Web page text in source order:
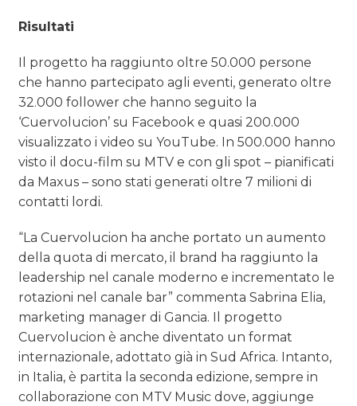
Risultati
Il progetto ha raggiunto oltre 50.000 persone
che hanno partecipato agli eventi, generato oltre
32.000 follower che hanno seguito la
‘Cuervolucion’ su Facebook e quasi 200.000
visualizzato i video su YouTube. In 500.000 hanno
visto il docu-film su MTV e con gli spot – pianificati
da Maxus – sono stati generati oltre 7 milioni di
contatti lordi.
“La Cuervolucion ha anche portato un aumento
della quota di mercato, il brand ha raggiunto la
leadership nel canale moderno e incrementato le
rotazioni nel canale bar” commenta Sabrina Elia,
marketing manager di Gancia. Il progetto
Cuervolucion è anche diventato un format
internazionale, adottato già in Sud Africa. Intanto,
in Italia, è partita la seconda edizione, sempre in
collaborazione con MTV Music dove, aggiunge